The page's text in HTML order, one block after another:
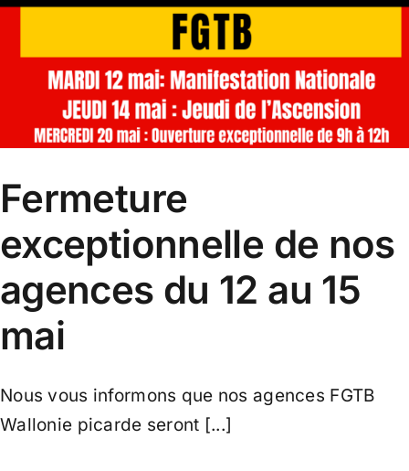
Fermeture
exceptionnelle de nos
agences du 12 au 15
mai
Nous vous informons que nos agences FGTB
Wallonie picarde seront [...]